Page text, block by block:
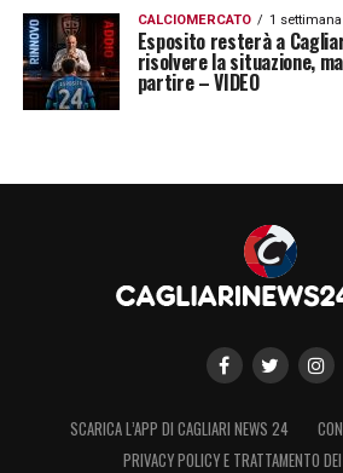
CALCIOMERCATO 1
Esposito resterà a
risolvere la situazione,
partire – VIDEO
SCARICA L’APP DI CAGLIARI NEWS 24
PRIVACY POLICY E TRATTAMENTO